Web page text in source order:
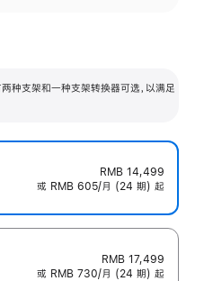
支架和一种支架转换器可选，以满足
RMB 14,499
或 RMB 605/月 (24 期) 起
RMB 17,499
或 RMB 730/月 (24 期) 起